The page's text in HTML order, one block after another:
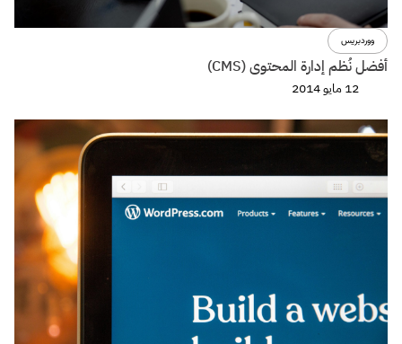
ووردبريس
أفضل نُظم إدارة المحتوى (CMS)
12 مايو 2014